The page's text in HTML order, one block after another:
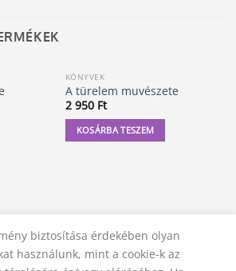
KÖNYVEK
A türelem muvészete
2 950 Ft
KOSÁRBA TESZEM
biztosítása érdekében olyan
használunk, mint a cookie-k az